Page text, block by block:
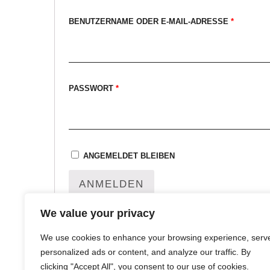
We value your privacy
We use cookies to enhance your browsing experience,
personalized ads or content, and analyze our traffic. By
clicking "Accept All", you consent to our use of cookies.
BENUTZERNAME ODER E-MAIL-ADRESSE *
PASSWORT *
ANGEMELDET BLEIBEN
ANMELDEN